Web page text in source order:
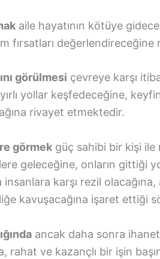
aile hayatının kötüye
fırsatları
görülmesi çevreye karşı
yollar keşfedeceğine,
rivayet etmektedir.
görmek güç sahibi bir kişi ile
geleceğine, onların gittiği
karşı rezil
kavuşacağına işaret ettiği
ancak daha sonra
rahat ve kazançlı bir işin